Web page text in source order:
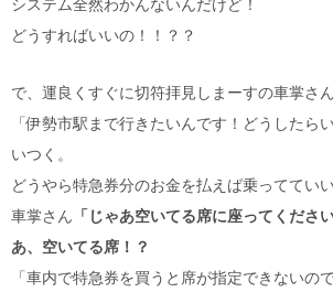
どうすればいいの！！？？
で、運良くすぐに切符拝見しまーすの車掌さ
「伊勢市駅まで行きたいんです！どうしたら
いつく。
どうやら特急券分のお金を払えば乗ってていい
車掌さん 「じゃあ空いてる席に座ってください
あ、空いてる席！？
「車内で特急券を買うと席が指定できないの